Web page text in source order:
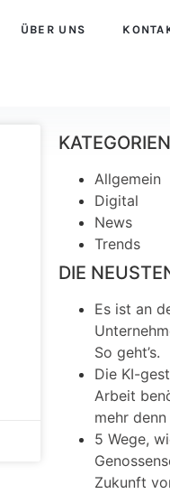
ÜBER UNS
KATEGORIEN
Allgemein
Digital
News
Trends
DIE
Es ist an
So geht’s.
Die KI-
Arbeit
mehr denn
5 Wege,
Zukunft